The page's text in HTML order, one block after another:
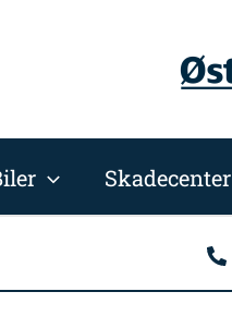
Skadecenter